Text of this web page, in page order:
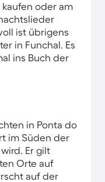
oder am
ist übrigens
in Funchal. Es
ins Buch der
in Ponta do
im Süden der
Er gilt
Orte auf
auf der